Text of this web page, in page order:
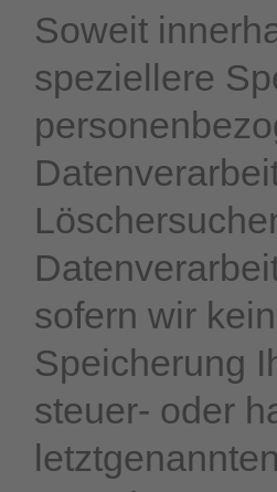
Soweit
speziellere
sofern wir
Speicherung
steuer- oder